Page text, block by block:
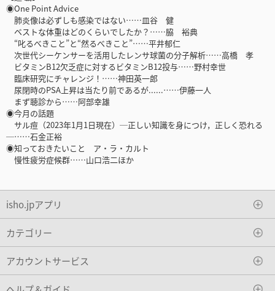
◉One Point Advice
肺炎像は必ずしも感染ではない……皿谷 健
ベストな体重はどのくらいでしたか？……脇 裕典
“叱るべきこと”と“然るべきこと”……平井郁仁
次世代シーケンサーを活用したレンサ球菌の分子解析……高橋 孝
ビタミンB12欠乏症に対するビタミンB12投与……野村幸世
臨床研究にチャレンジ！……神田英一郎
尿閉時のPSA上昇は当たり前であるが......……伊藤一人
まず聴診から……阿部幸雄
◉今月の話題
サル痘（2023年1月1日現在）─正しい知識を身につけ，正しく恐れる
─……石金正裕
◉知っておきたいこと ア・ラ・カルト
慢性疲労症候群……山口浩二ほか
isho.jpアプリ
カテゴリー
アカウントサービス